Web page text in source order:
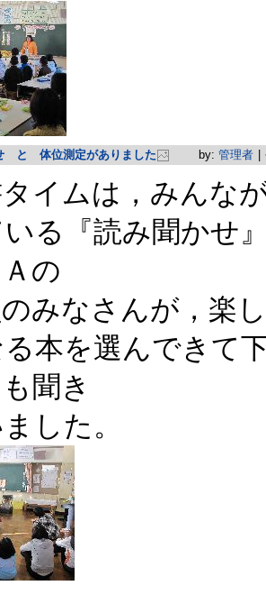
と 体位測定がありました by: 管理者
イムは，みんな
る『読み聞かせ
の
みなさんが，楽
本を選んできて
聞き
した。